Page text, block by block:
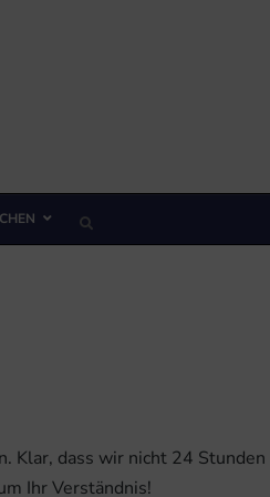
Klar, dass wir nicht 24 Stunden
Ihr Verständnis!